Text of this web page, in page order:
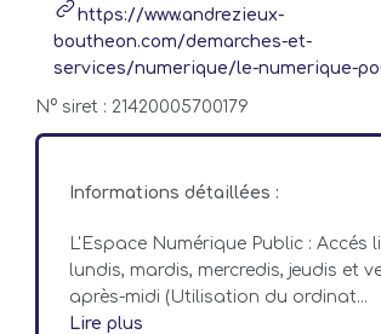
https://www.andrezieux-
boutheon.com/demarches-et-
services/numerique/le-numerique-
N° siret : 21420005700179
Informations détaillées :
L'Espace Numérique Public : Accés
lundis, mardis, mercredis, jeudis et
après-midi (Utilisation du ordinat...
Lire plus